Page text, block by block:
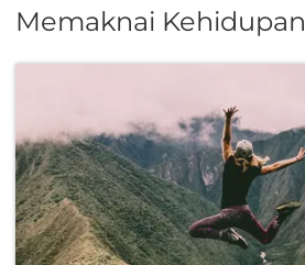
Memaknai Kehidupan